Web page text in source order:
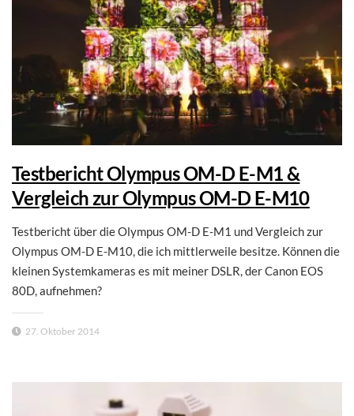
Testbericht Olympus OM-D E-M1 &
Vergleich zur Olympus OM-D E-M10
Testbericht über die Olympus OM-D E-M1 und Vergleich zur
Olympus OM-D E-M10, die ich mittlerweile besitze. Können die
kleinen Systemkameras es mit meiner DSLR, der Canon EOS
80D, aufnehmen?
27. Oktober 2014